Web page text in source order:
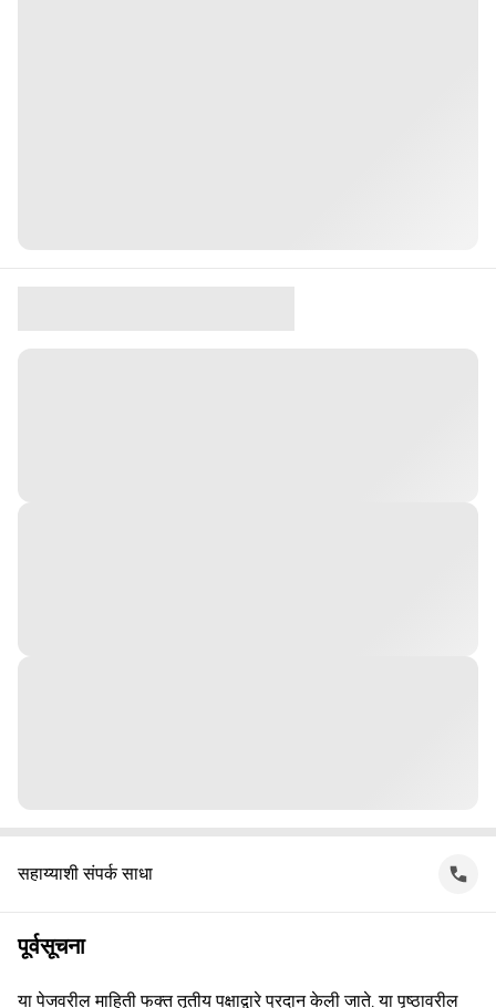
सहाय्याशी संपर्क साधा
पूर्वसूचना
या पेजवरील माहिती फक्त तृतीय पक्षाद्वारे प्रदान केली जाते. या पृष्ठावरील